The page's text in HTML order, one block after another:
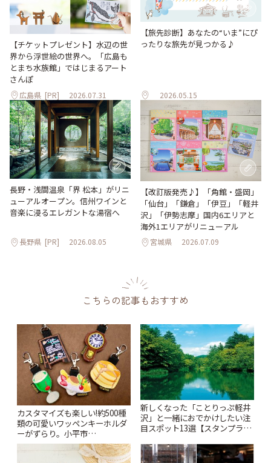
【チケットプレゼント】水辺の世
界から浮世絵の世界へ。「広島も
とまち水族館」ではじまるアート
さんぽ
広島県 [PR] 2026.07.31
【旅先診断】あなたの“いま”にぴ
ったりな旅先が見つかる♪
2026.05.15
長野・浅間温泉「界 松本」がリニ
ューアルオープン。信州ワインと
音楽に浸るエレガントな湯宿へ
長野県 [PR] 2026.08.05
【改訂版発売♪】「角館・盛岡」
「仙台」「鎌倉」「伊豆」「軽井
沢」「伊勢志摩」国内6エリアと
海外1エリアがリニューアル
宮城県 2026.07.09
こちらの記事もおすすめ
カスタマイズも楽しい!約500種
類の可愛いワッペンキーホルダ
ーがずらり。小平市
「Kimamaya T&K」 | ことりっ
新しくなった「ことりっぷ軽井
沢」と一緒におでかけしたい注
目スポット13選【スタンプラリ